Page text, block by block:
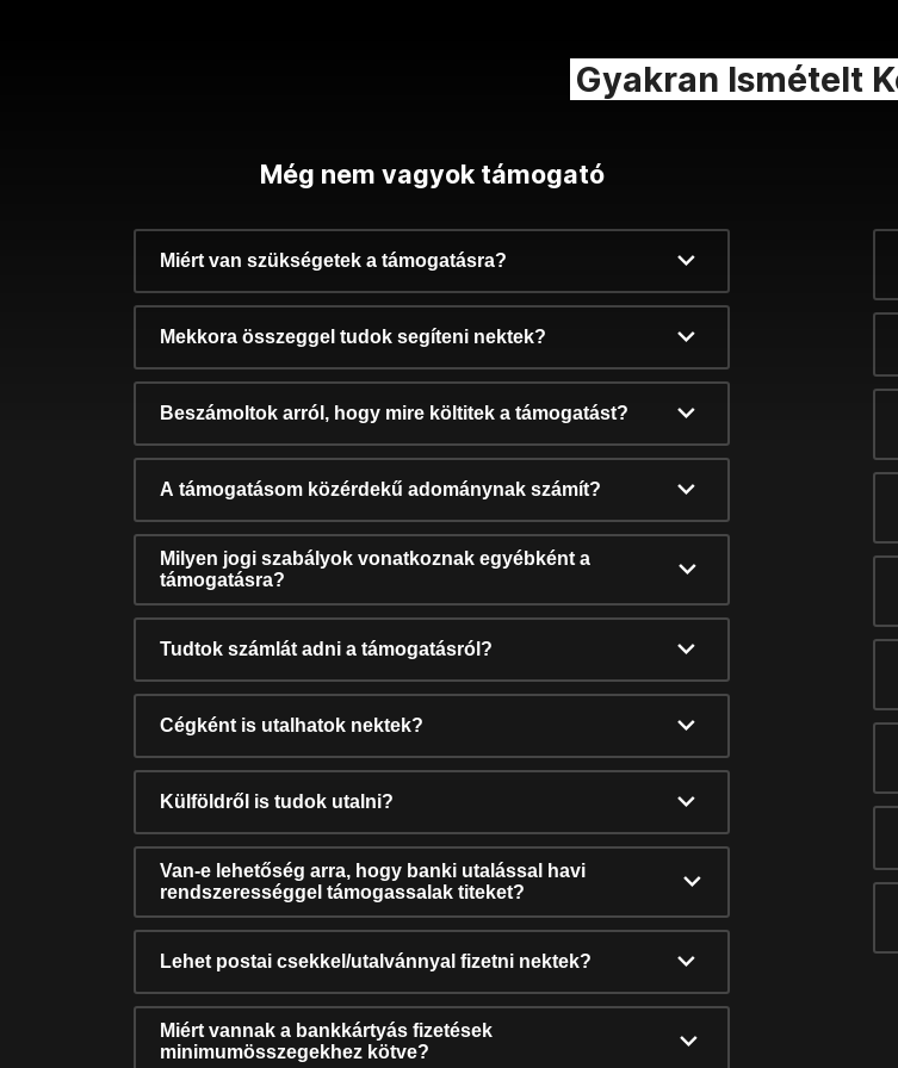
Gyakran Ismételt
Még nem vagyok támogató
Miért van szükségetek a támogatásra?
Mekkora összeggel tudok segíteni nektek?
Beszámoltok arról, hogy mire költitek a támogatást?
A támogatásom közérdekű adománynak számít?
Milyen jogi szabályok vonatkoznak egyébként a
támogatásra?
Tudtok számlát adni a támogatásról?
Cégként is utalhatok nektek?
Külföldről is tudok utalni?
Van-e lehetőség arra, hogy banki utalással havi
rendszerességgel támogassalak titeket?
Lehet postai csekkel/utalvánnyal fizetni nektek?
Miért vannak a bankkártyás fizetések
minimumösszegekhez kötve?